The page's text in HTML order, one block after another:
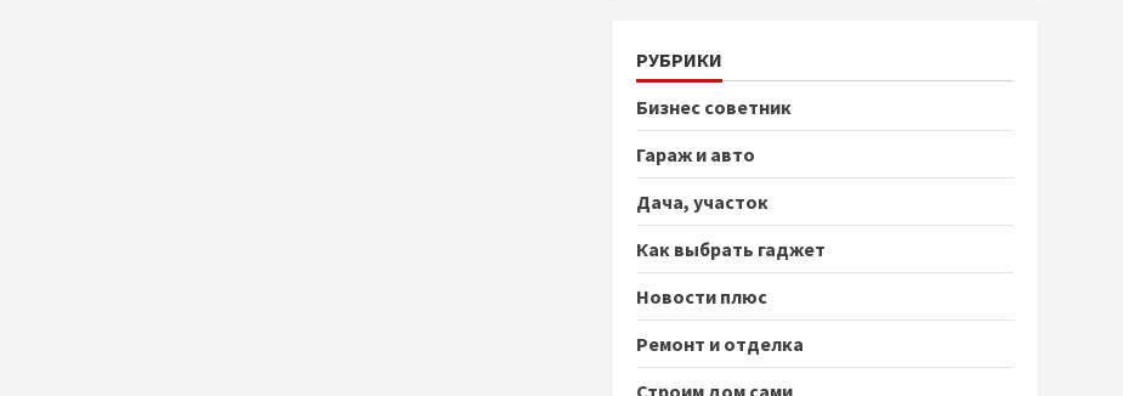
РУБРИКИ
Бизнес советник
Гараж и авто
Дача, участок
Как выбрать гаджет
Новости плюс
Ремонт и отделка
Строим дом сами